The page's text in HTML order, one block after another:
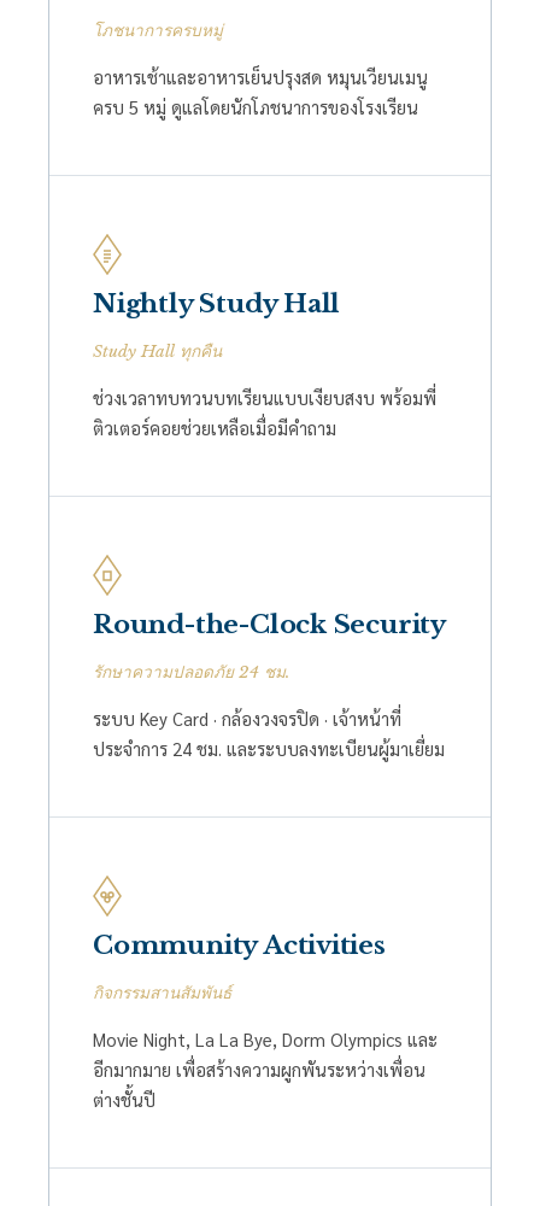
โภชนาการครบหมู่
อาหารเช้าและอาหารเย็นปรุงสด หมุนเวียนเมนู
ครบ 5 หมู่ ดูแลโดยนักโภชนาการของโรงเรียน
Nightly Study Hall
Study Hall ทุกคืน
ช่วงเวลาทบทวนบทเรียนแบบเงียบสงบ พร้อมพี่
ติวเตอร์คอยช่วยเหลือเมื่อมีคำถาม
Round-the-Clock Security
รักษาความปลอดภัย 24 ชม.
ระบบ Key Card · กล้องวงจรปิด · เจ้าหน้าที่
ประจำการ 24 ชม. และระบบลงทะเบียนผู้มาเยี่ยม
Community Activities
กิจกรรมสานสัมพันธ์
Movie Night, La La Bye, Dorm Olympics และ
อีกมากมาย เพื่อสร้างความผูกพันระหว่างเพื่อน
ต่างชั้นปี